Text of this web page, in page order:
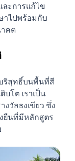
ะการแก้ไข
าไปพร้อมกับ
คต
ริสุทธิ์บนพื้นที่สี
บโต เราเป็น
งวัลธงเขียว ซึ่ง
ยืนที่มีหลักสูตร